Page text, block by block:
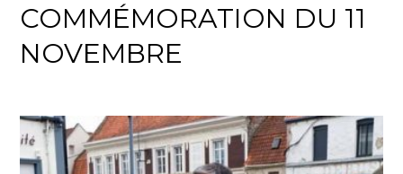
COMMÉMORATION DU 11
NOVEMBRE